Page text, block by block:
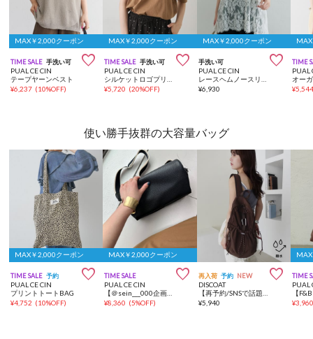
MAX￥2,000クーポン
TIME SALE 手洗い可 
PUAL CE CIN
テープヤーンベスト
¥6,237 (10%OFF)
MAX￥2,000クーポン
TIME SALE 手洗い可 
PUAL CE CIN
¥5,720 (20%OFF)
MAX￥2,000クーポン
手洗い可 
PUAL CE CIN
¥6,930
TIME
PUAL
¥
使い勝手抜群の大容量バッグ
MAX￥2,000クーポン
TIME SALE 予約 
PUAL CE CIN
プリントトートBAG
¥4,752 (10%OFF)
MAX￥2,000クーポン
TIME SALE 
PUAL CE CIN
¥8,360 (5%OFF)
再入荷 予約 NEW 
DISCOAT
¥5,940
TIME
PUAL
¥